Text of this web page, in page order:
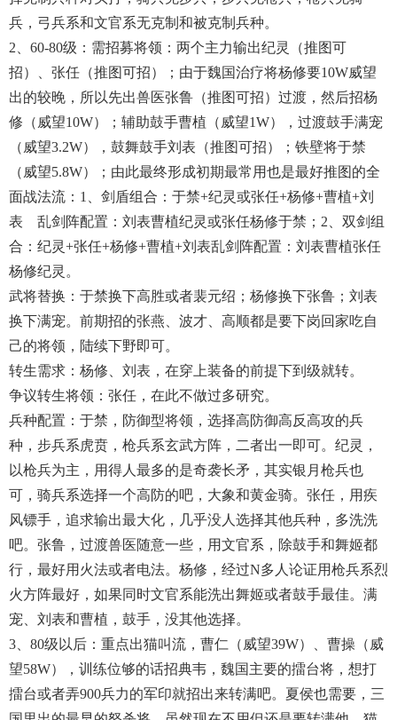
兵，弓兵系和文官系无克制和被克制兵种。
2、60-80级：需招募将领：两个主力输出纪灵（推图可
招）、张任（推图可招）；由于魏国治疗将杨修要10W威望
出的较晚，所以先出兽医张鲁（推图可招）过渡，然后招杨
修（威望10W）；辅助鼓手曹植（威望1W），过渡鼓手满宠
（威望3.2W），鼓舞鼓手刘表（推图可招）；铁壁将于禁
（威望5.8W）；由此最终形成初期最常用也是最好推图的全
面战法流：1、剑盾组合：于禁+纪灵或张任+杨修+曹植+刘
表 乱剑阵配置：刘表曹植纪灵或张任杨修于禁；2、双剑组
合：纪灵+张任+杨修+曹植+刘表乱剑阵配置：刘表曹植张任
杨修纪灵。
武将替换：于禁换下高胜或者裴元绍；杨修换下张鲁；刘表
换下满宠。前期招的张燕、波才、高顺都是要下岗回家吃自
己的将领，陆续下野即可。
转生需求：杨修、刘表，在穿上装备的前提下到级就转。
争议转生将领：张任，在此不做过多研究。
兵种配置：于禁，防御型将领，选择高防御高反高攻的兵
种，步兵系虎贲，枪兵系玄武方阵，二者出一即可。纪灵，
以枪兵为主，用得人最多的是奇袭长矛，其实银月枪兵也
可，骑兵系选择一个高防的吧，大象和黄金骑。张任，用疾
风镖手，追求输出最大化，几乎没人选择其他兵种，多洗洗
吧。张鲁，过渡兽医随意一些，用文官系，除鼓手和舞姬都
行，最好用火法或者电法。杨修，经过N多人论证用枪兵系烈
火方阵最好，如果同时文官系能洗出舞姬或者鼓手最佳。满
宠、刘表和曹植，鼓手，没其他选择。
3、80级以后：重点出猫叫流，曹仁（威望39W）、曹操（威
望58W），训练位够的话招典韦，魏国主要的擂台将，想打
擂台或者弄900兵力的军印就招出来转满吧。夏侯也需要，三